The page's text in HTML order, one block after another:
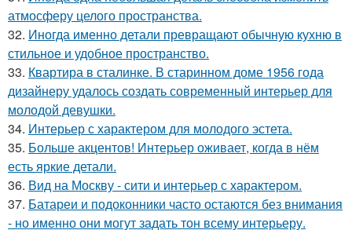
атмосферу целого пространства.
32. Иногда именно детали превращают обычную кухню в
стильное и удобное пространство.
33. Квартира в сталинке. В старинном доме 1956 года
дизайнеру удалось создать современный интерьер для
молодой девушки.
34. Интерьер с характером для молодого эстета.
35. Больше акцентов! Интерьер оживает, когда в нём
есть яркие детали.
36. Вид на Москву - сити и интерьер с характером.
37. Батареи и подоконники часто остаются без внимания
- но именно они могут задать тон всему интерьеру.